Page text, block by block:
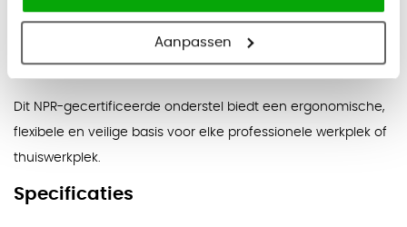
Aanpassen
Certificering:TUV-gecertificeerd en conform NPR 1813
Kleuren:wit, aluminium of zwart
Dit NPR-gecertificeerde onderstel biedt een ergonomische,
flexibele en veilige basis voor elke professionele werkplek of
thuiswerkplek.
Specificaties